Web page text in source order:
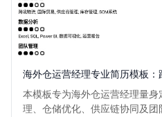
海外仓运营经理专业简历模板
本模板专为海外仓运营经理量
理、仓储优化、供应链协同及